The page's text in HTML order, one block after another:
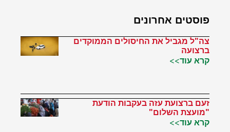
פוסטים אחרונים
צה"ל מגביל את החיסולים הממוקדים
ברצועה
קרא עוד>>
זעם ברצועת עזה בעקבות הודעת
"מועצת השלום"
קרא עוד>>